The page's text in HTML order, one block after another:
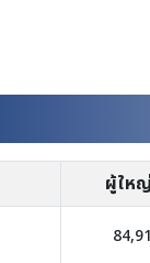
ผู้ให